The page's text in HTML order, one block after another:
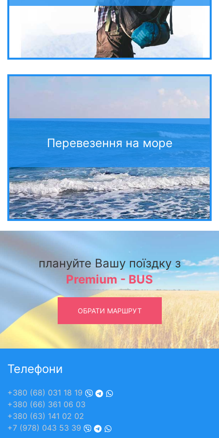
Перевезення на море
плануйте Вашу поїздку з
Premium - BUS
ОБРАТИ МАРШРУТ
Телефони
+380 (68) 031 18 19
+380 (66) 361 06 03
+380 (63) 141 02 02
+7 (978) 043 53 39